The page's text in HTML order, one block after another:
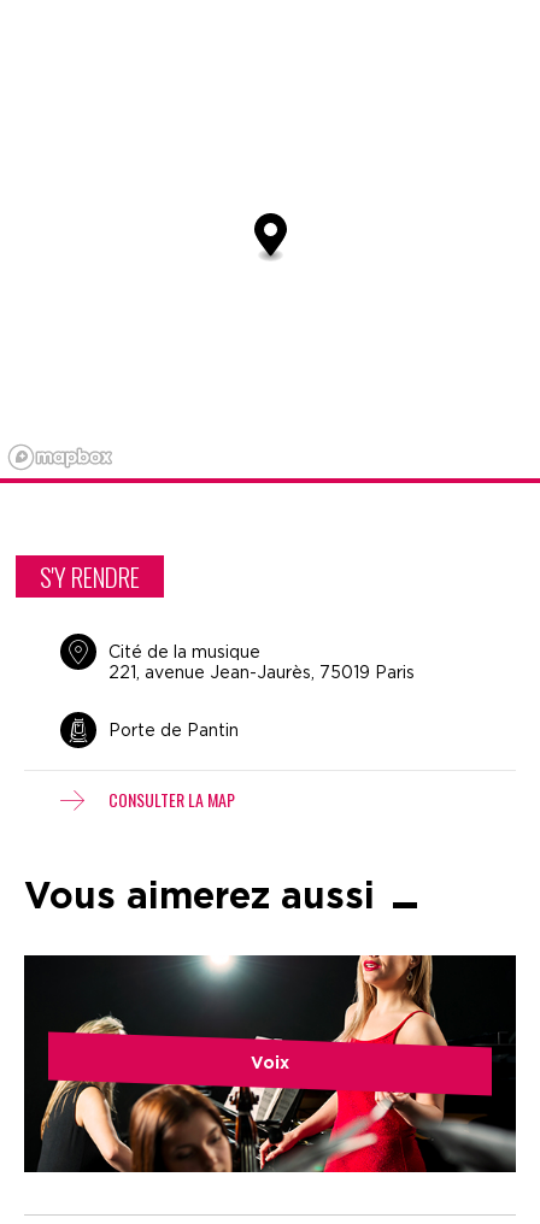
S'Y RENDRE
Cité de la musique
221, avenue Jean-Jaurès, 75019 Paris
Porte de Pantin
CONSULTER LA MAP
Vous aimerez aussi
Voix